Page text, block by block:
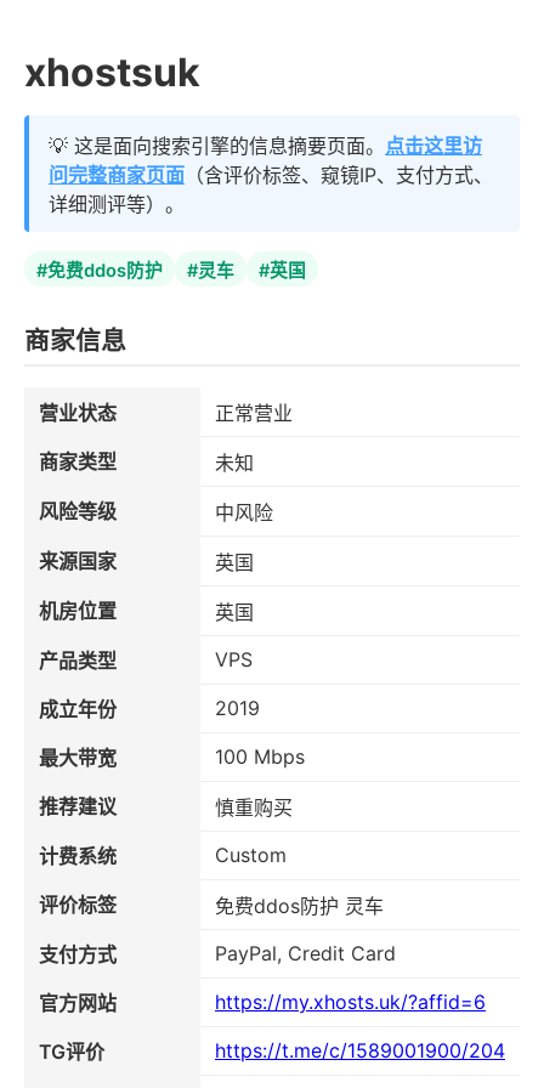
xhostsuk
💡 这是面向搜索引擎的信息摘要页面。 点击这里访
问完整商家页面 （含评价标签、窥镜IP、支付方式、
详细测评等）。
#免费ddos防护 #灵车 #英国
商家信息
营业状态
正常营业
商家类型
未知
风险等级
中风险
来源国家
英国
机房位置
英国
产品类型
VPS
成立年份 2019
最大带宽 100 Mbps
推荐建议
慎重购买
计费系统
Custom
评价标签
免费ddos防护 灵车
支付方式
PayPal, Credit Card
官方网站 https://my.xhosts.uk/?affid=6
TG评价
https://t.me/c/1589001900/204